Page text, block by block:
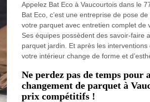
Appelez Bat Eco à Vaucourtois dans le
Bat Eco, c’est une entreprise de pose
votre parquet avec entretien complet de
Ses équipes possèdent des savoir-faire
parquet jardin. Et après les
votre intérieur change de forme et
Ne perdez pas de temps pour
changement de parquet à
prix compétitifs !